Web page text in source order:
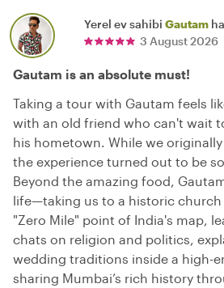
Yerel ev sahibi Gautam
3 August 2026
Gautam is an absolute must!
Taking a tour with Gautam feels
with an old friend who can't wait
his hometown. While we
the experience turned out to be
Beyond the amazing food,
life—taking us to a historic
"Zero Mile" point of India's map,
chats on religion and politics,
wedding traditions inside a high-
sharing Mumbai’s rich history